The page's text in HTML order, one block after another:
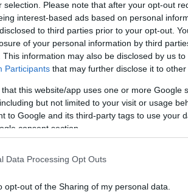
selection. Please note that after your opt-out
interest-based ads based on personal
to third parties prior to your opt-out.
of your personal information by third
This information may also be disclosed by us
Participants that may further disclose it to other
that this website/app uses one or more Google
but not limited to your visit or usage
to Google and its third-party tags to use your
consent section.
Data Processing Opt Outs
opt-out of the Sharing of my personal data.